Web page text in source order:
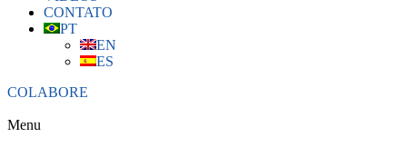
CONTATO
PT
EN
ES
COLABORE
Menu